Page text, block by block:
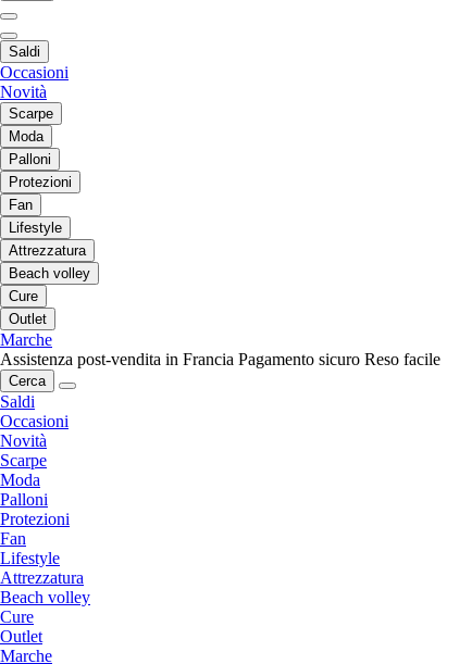
Saldi
Occasioni
Novità
Scarpe
Moda
Palloni
Protezioni
Fan
Lifestyle
Attrezzatura
Beach volley
Cure
Outlet
Marche
Assistenza post-vendita in Francia Pagamento sicuro Reso facile
Cerca
Saldi
Occasioni
Novità
Scarpe
Moda
Palloni
Protezioni
Fan
Lifestyle
Attrezzatura
Beach volley
Cure
Outlet
Marche